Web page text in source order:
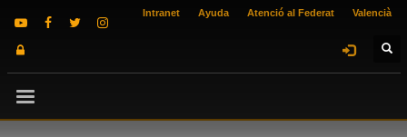
Intranet Ayuda Atenció al Federat Valencià